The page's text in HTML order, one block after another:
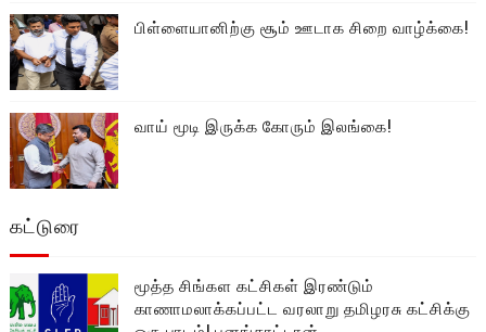
பிள்ளையானிற்கு சூம் ஊடாக சிறை வாழ்க்கை!
வாய் மூடி இருக்க கோரும் இலங்கை!
கட்டுரை
மூத்த சிங்கள கட்சிகள் இரண்டும்
காணாமலாக்கப்பட்ட வரலாறு தமிழரசு கட்சிக்கு